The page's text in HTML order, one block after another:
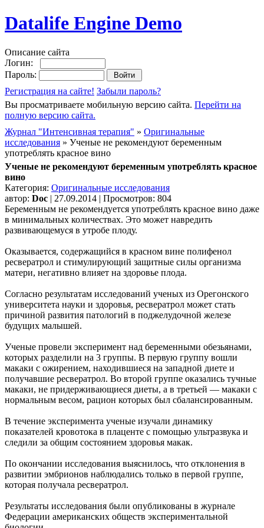
Datalife Engine Demo
Описание сайта
Логин:
Пароль:
Регистрация на сайте! Забыли пароль?
Вы просматриваете мобильную версию сайта. Перейти на
полную версию сайта.
Журнал "Интенсивная терапия" » Оригинальные
исследования » Ученые не рекомендуют беременным
употреблять красное вино
Ученые не рекомендуют беременным употреблять красное
вино
Категория: Оригинальные исследования
автор: Doc | 27.09.2014 | Просмотров: 804
Беременным не рекомендуется употреблять красное вино даже
в минимальных количествах. Это может навредить
развивающемуся в утробе плоду.
Оказывается, содержащийся в красном вине полифенол
ресвератрол и стимулирующий защитные силы организма
матери, негативно влияет на здоровье плода.
Согласно результатам исследований ученых из Орегонского
университета науки и здоровья, ресвератрол может стать
причиной развития патологий в поджелудочной железе
будущих малышей.
Ученые провели эксперимент над беременными обезьянами,
которых разделили на 3 группы. В первую группу вошли
макаки с ожирением, находившиеся на западной диете и
получавшие ресвератрол. Во второй группе оказались тучные
макаки, не придерживающиеся диеты, а в третьей — макаки с
нормальным весом, рацион которых был сбалансированным.
В течение эксперимента ученые изучали динамику
показателей кровотока в плаценте с помощью ультразвука и
следили за общим состоянием здоровья макак.
По окончании исследования выяснилось, что отклонения в
развитии эмбрионов наблюдались только в первой группе,
которая получала ресвератрол.
Результаты исследования были опубликованы в журнале
Федерации американских обществ экспериментальной